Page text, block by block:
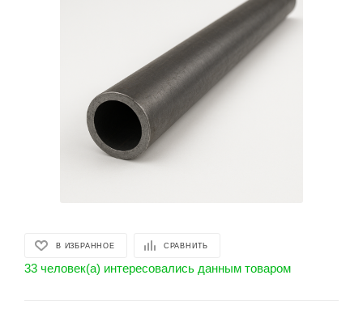
В ИЗБРАННОЕ СРАВНИТЬ
33 человек(а) интересовались данным товаром